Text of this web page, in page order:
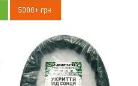
5000+ грн.